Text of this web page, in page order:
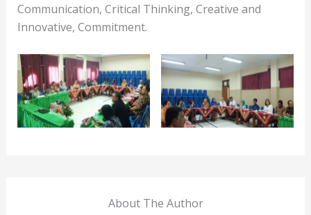
Communication, Critical Thinking, Creative and
Innovative, Commitment.
About The Author